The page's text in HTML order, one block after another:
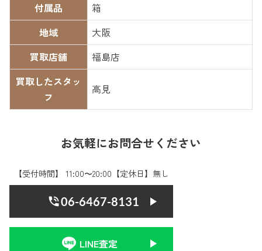
付属品
箱
地域
大阪
買取店舗
福島店
買取したスタッ
フ
高見
お気軽にお問合せください
【受付時間】 11:00〜20:00【定休日】無し
06-6467-8131
LINE査定